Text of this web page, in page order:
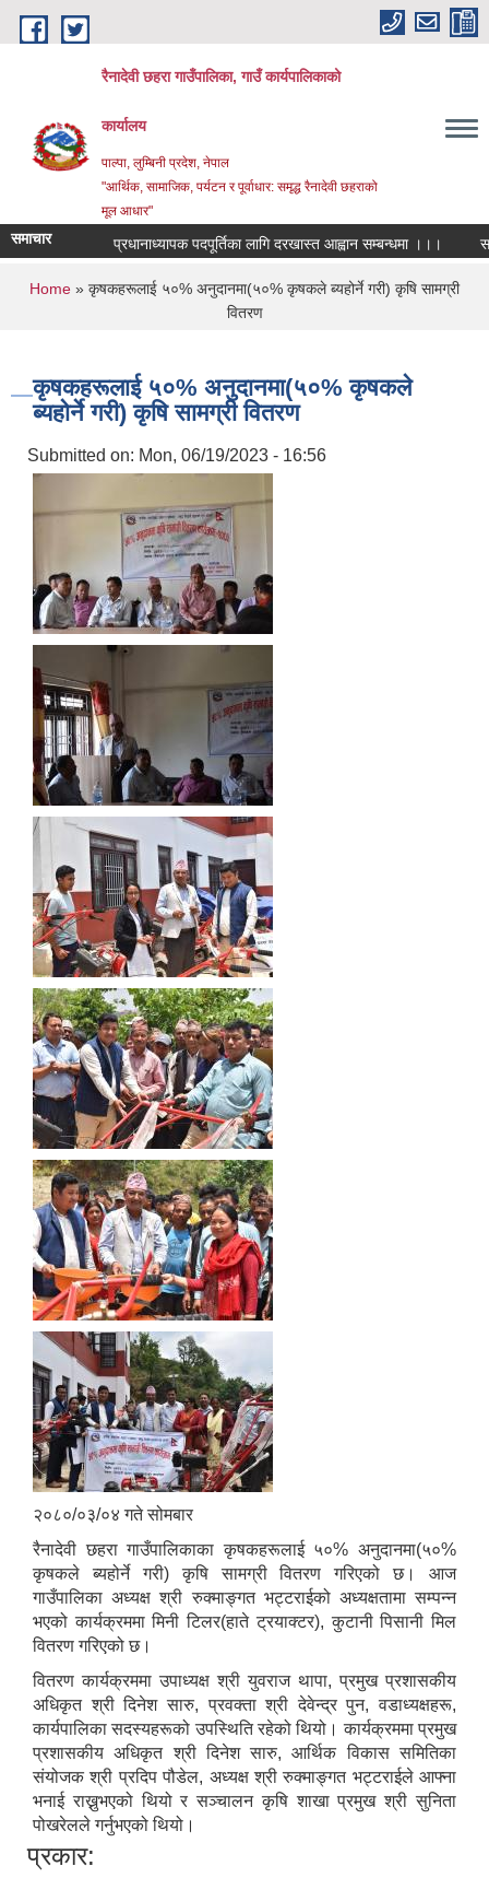
Skip to main content
रैनादेवी छहरा गाउँपालिका, गाउँ कार्यपालिकाको
कार्यालय
पाल्पा, लुम्बिनी प्रदेश, नेपाल
"आर्थिक, सामाजिक, पर्यटन र पूर्वाधार: समृद्ध रैनादेवी छहराको
मूल आधार"
समाचार प्रधानाध्यापक पदपूर्तिका लागि दरखास्त आह्वान सम्बन्धमा ।।। सरुवा
You are here
Home » कृषकहरूलाई ५०% अनुदानमा(५०% कृषकले ब्यहोर्ने गरी) कृषि सामग्री
वितरण
कृषकहरूलाई ५०% अनुदानमा(५०% कृषकले
ब्यहोर्ने गरी) कृषि सामग्री वितरण
Submitted on: Mon, 06/19/2023 - 16:56
२०८०/०३/०४ गते सोमबार
रैनादेवी छहरा गाउँपालिकाका कृषकहरूलाई ५०% अनुदानमा(५०%
कृषकले ब्यहोर्ने गरी) कृषि सामग्री वितरण गरिएको छ। आज
गाउँपालिका अध्यक्ष श्री रुक्माङ्गत भट्टराईको अध्यक्षतामा सम्पन्न
भएको कार्यक्रममा मिनी टिलर(हाते ट्रयाक्टर), कुटानी पिसानी मिल
वितरण गरिएको छ।
वितरण कार्यक्रममा उपाध्यक्ष श्री युवराज थापा, प्रमुख प्रशासकीय
अधिकृत श्री दिनेश सारु, प्रवक्ता श्री देवेन्द्र पुन, वडाध्यक्षहरू,
कार्यपालिका सदस्यहरूको उपस्थिति रहेको थियो। कार्यक्रममा प्रमुख
प्रशासकीय अधिकृत श्री दिनेश सारु, आर्थिक विकास समितिका
संयोजक श्री प्रदिप पौडेल, अध्यक्ष श्री रुक्माङ्गत भट्टराईले आफ्ना
भनाई राख्नुभएको थियो र सञ्चालन कृषि शाखा प्रमुख श्री सुनिता
पोखरेलले गर्नुभएको थियो।
प्रकार: